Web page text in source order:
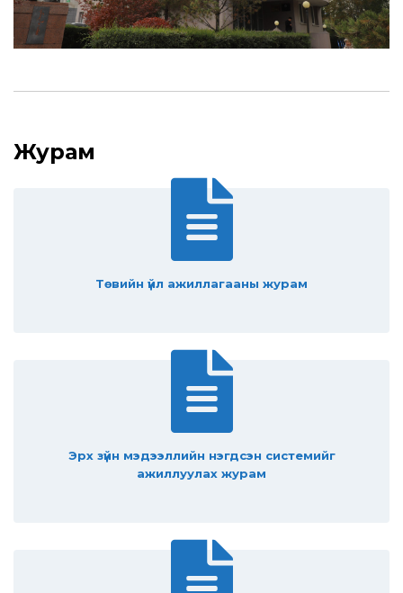
Журам
Төвийн үйл ажиллагааны журам
Эрх зүйн мэдээллийн нэгдсэн системийг
ажиллуулах журам